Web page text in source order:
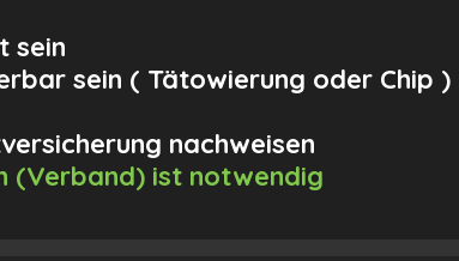
sein
sein ( Tätowierung oder Chip )
nachweisen
(Verband) ist notwendig